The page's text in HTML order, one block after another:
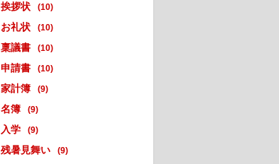
挨拶状 (10)
お礼状 (10)
稟議書 (10)
申請書 (10)
家計簿 (9)
名簿 (9)
入学 (9)
残暑見舞い (9)